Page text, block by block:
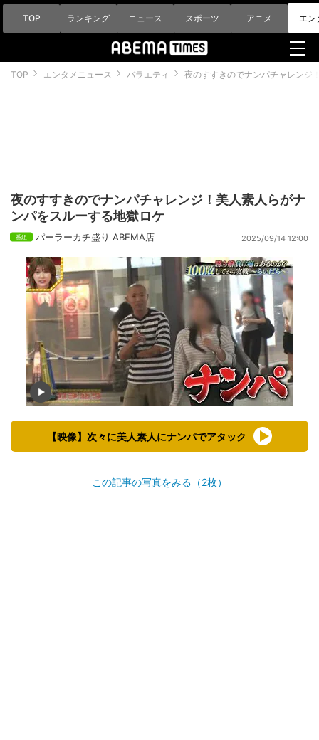
TOP ランキング ニュース スポーツ アニメ エン
TOP エンタメニュース バラエティ 夜のすすきのでナンパチャレンジ
夜のすすきのでナンパチャレンジ！美人素人らがナ
ンパをスルーする地獄ロケ
パーラーカチ盛り ABEMA店 2025/09/14 12:00
【映像】次々に美人素人にナンパでアタック
この記事の写真をみる（2枚）